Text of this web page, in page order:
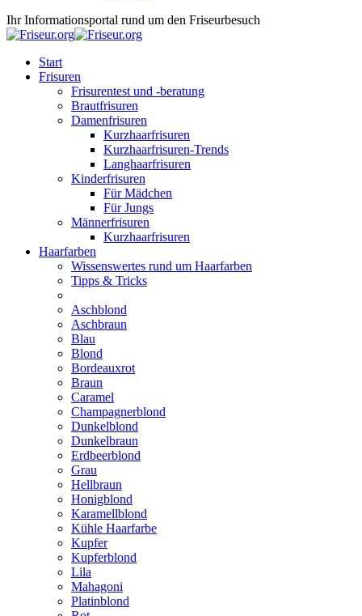
Ihr Informationsportal rund um den Friseurbesuch
Start
Frisuren
Frisurentest und -beratung
Brautfrisuren
Damenfrisuren
Kurzhaarfrisuren
Kurzhaarfrisuren-Trends
Langhaarfrisuren
Kinderfrisuren
Für Mädchen
Für Jungs
Männerfrisuren
Kurzhaarfrisuren
Haarfarben
Wissenswertes rund um Haarfarben
Tipps & Tricks
Aschblond
Aschbraun
Blau
Blond
Bordeauxrot
Braun
Caramel
Champagnerblond
Dunkelblond
Dunkelbraun
Erdbeerblond
Grau
Hellbraun
Honigblond
Karamellblond
Kühle Haarfarbe
Kupfer
Kupferblond
Lila
Mahagoni
Platinblond